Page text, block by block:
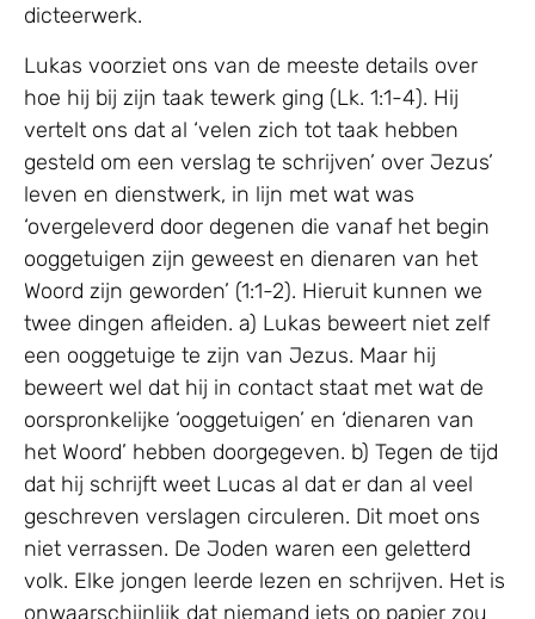
dicteerwerk.
Lukas voorziet ons van de meeste details over
hoe hij bij zijn taak tewerk ging (Lk. 1:1-4). Hij
vertelt ons dat al ‘velen zich tot taak hebben
gesteld om een verslag te schrijven’ over Jezus’
leven en dienstwerk, in lijn met wat was
‘overgeleverd door degenen die vanaf het begin
ooggetuigen zijn geweest en dienaren van het
Woord zijn geworden’ (1:1-2). Hieruit kunnen we
twee dingen afleiden. a) Lukas beweert niet zelf
een ooggetuige te zijn van Jezus. Maar hij
beweert wel dat hij in contact staat met wat de
oorspronkelijke ‘ooggetuigen’ en ‘dienaren van
het Woord’ hebben doorgegeven. b) Tegen de tijd
dat hij schrijft weet Lucas al dat er dan al veel
geschreven verslagen circuleren. Dit moet ons
niet verrassen. De Joden waren een geletterd
volk. Elke jongen leerde lezen en schrijven. Het is
onwaarschijnlijk dat niemand iets op papier zou